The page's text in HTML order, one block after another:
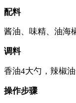
配料
酱油、味精、油海
调料
香油4大勺，辣椒
操作步骤